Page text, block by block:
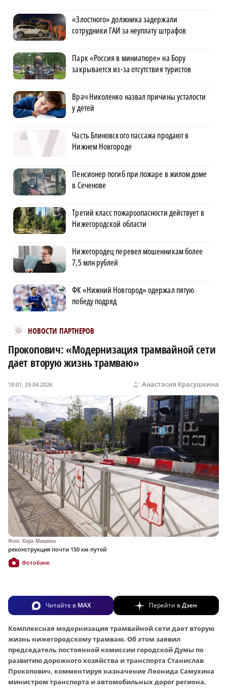
«Злостного» должника задержали
сотрудники ГАИ за неуплату штрафов
Парк «Россия в миниатюре» на Бору
закрывается из-за отсутствия туристов
Врач Николенко назвал причины усталости
у детей
Часть Блиновского пассажа продают в
Нижнем Новгороде
Пенсионер погиб при пожаре в жилом доме
в Сеченове
Третий класс пожароопасности действует в
Нижегородской области
Нижегородец перевел мошенникам более
7,5 млн рублей
ФК «Нижний Новгород» одержал пятую
победу подряд
НОВОСТИ ПАРТНЕРОВ
Новости МирТесен
Прокопович: «Модернизация трамвайной сети
дает вторую жизнь трамваю»
Анастасия Красушкина
18:01, 29.04.2026
Фото: Кира Мишина
реконструкция почти 150 км путей
Фотобанк
Читайте в MAX Перейти вДзен
Комплексная модернизация трамвайной сети дает вторую
жизнь нижегородскому трамваю. Об этом заявил
председатель постоянной комиссии городской Думы по
развитию дорожного хозяйства и транспорта Станислав
Прокопович, комментируя назначение Леонида Самухина
министром транспорта и автомобильных дорог региона.